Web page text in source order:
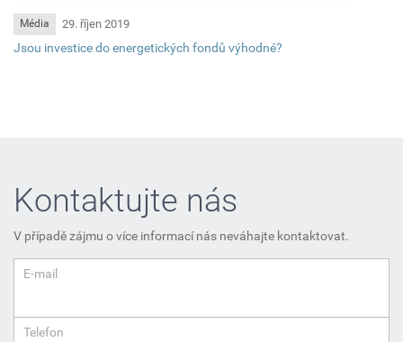
Média 29. říjen 2019
Jsou investice do energetických fondů výhodné?
Kontaktujte nás
V případě zájmu o více informací nás neváhajte kontaktovat.
E-mail
Telefon